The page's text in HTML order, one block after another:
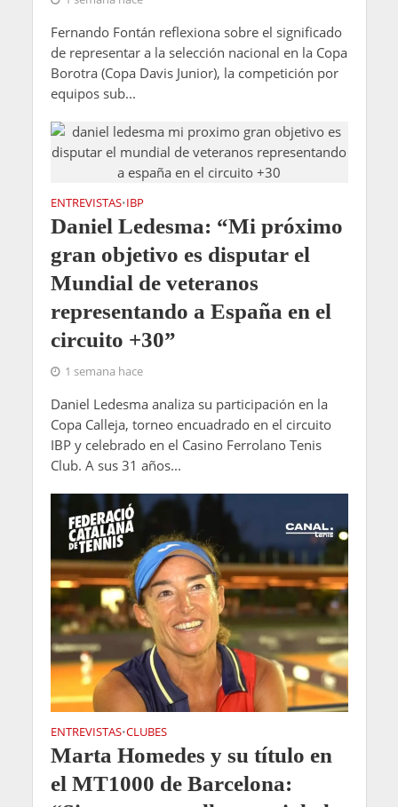
Fernando Fontán reflexiona sobre el significado
de representar a la selección nacional en la Copa
Borotra (Copa Davis Junior), la competición por
equipos sub...
ENTREVISTAS•IBP
Daniel Ledesma: “Mi próximo
gran objetivo es disputar el
Mundial de veteranos
representando a España en el
circuito +30”
1 semana hace
Daniel Ledesma analiza su participación en la
Copa Calleja, torneo encuadrado en el circuito
IBP y celebrado en el Casino Ferrolano Tenis
Club. A sus 31 años...
ENTREVISTAS•CLUBES
Marta Homedes y su título en
el MT1000 de Barcelona: